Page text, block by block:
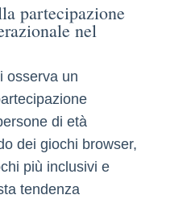
partecipazione
nel
osserva un
di età
dei giochi browser,
più inclusivi e
tendenza